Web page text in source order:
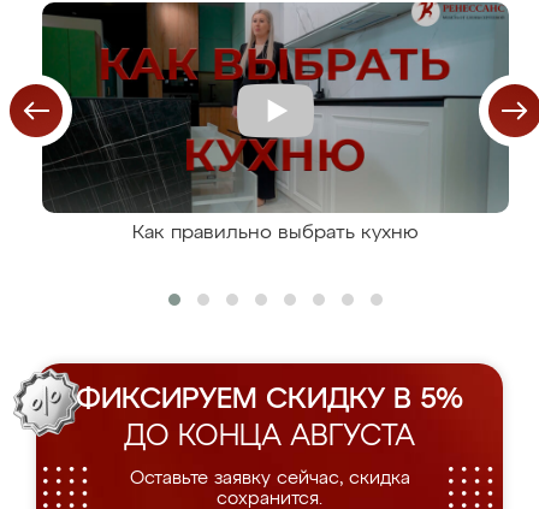
Как правильно выбрать кухню
ФИКСИРУЕМ СКИДКУ В 5%
ДО КОНЦА АВГУСТА
Оставьте заявку сейчас, скидка
сохранится.